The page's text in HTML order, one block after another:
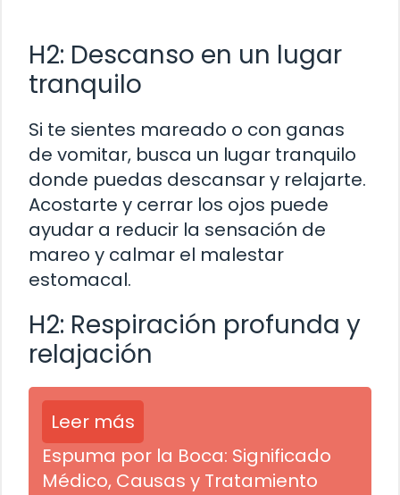
H2: Descanso en un lugar
tranquilo
Si te sientes mareado o con ganas
de vomitar, busca un lugar tranquilo
donde puedas descansar y relajarte.
Acostarte y cerrar los ojos puede
ayudar a reducir la sensación de
mareo y calmar el malestar
estomacal.
H2: Respiración profunda y
relajación
Leer más
Espuma por la Boca: Significado
Médico, Causas y Tratamiento